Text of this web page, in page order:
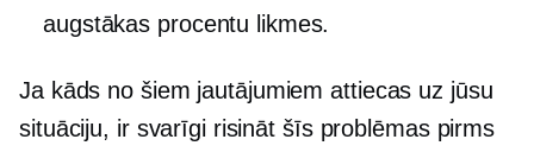
augstākas procentu likmes.
Ja kāds no šiem jautājumiem attiecas uz jūsu
situāciju, ir svarīgi risināt šīs problēmas pirms